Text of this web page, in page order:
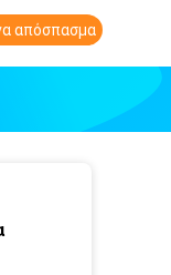
απόσπασμα